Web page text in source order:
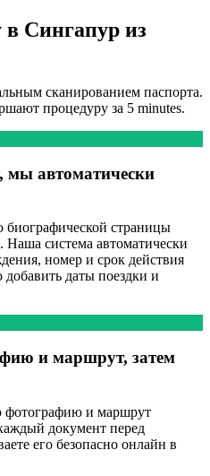
Сингапур из
сканированием паспорта.
процедуру за 5 minutes.
мы автоматически
биографической страницы
Наша система автоматически
номер и срок действия
добавить даты поездки и
и маршрут, затем
фотографию и маршрут
документ перед
его безопасно онлайн в